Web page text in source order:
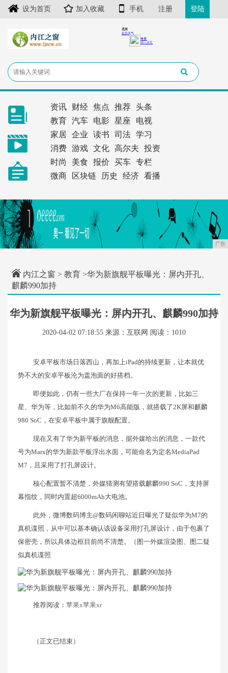
设为首页 加入收藏 手机 注册 登陆
资讯 财经 焦点 推荐
头条
教育
汽车 电影 星座
电视
家居
企业 读书 司法
学习
消费
游戏 文化 高尔夫
投资
时尚
美食 报价 买车
专栏
微商
区块链 历史 经济 看播
广告
内江之窗 > 教育 >华为新旗舰平板曝光：屏内开孔、
麒麟990加持
华为新旗舰平板曝光：屏内开孔、麒麟990加持
2020-04-02 07:18:55 来源：互联网 阅读：1010
安卓平板市场日落西山，再加上iPad的持续更新，让本就优
势不大的安卓平板沦为盖泡面的好搭档。
即便如此，仍有一些大厂在保持一年一次的更新，比如三
星、华为等，比如前不久的华为M6高能版，就搭载了2K屏和麒麟
980 SoC，在安卓平板中属于旗舰配置。
现在又有了华为新平板的消息，据外媒给出的消息，一款代
号为Marx的华为新款平板浮出水面，可能命名为定名MediaPad
M7，且采用了打孔屏设计。
核心配置暂不清楚，外媒猜测有望搭载麒麟990 SoC，支持屏
幕指纹，同时内置超6000mAh大电池。
此外，微博数码博主@数码闲聊站近日曝光了疑似华为M7的
真机谍照，从中可以基本确认该设备采用打孔屏设计，由于包裹了
保密壳，所以具体边框目前尚不清楚。（图一外媒渲染图、图二疑
似真机谍照
推荐阅读： 苹果x苹果xr
（正文已结束）